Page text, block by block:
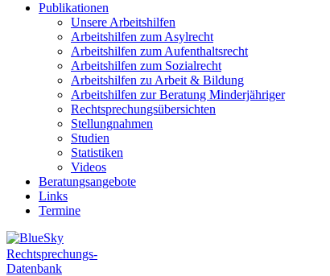
Publikationen
Unsere Arbeitshilfen
Arbeitshilfen zum Asylrecht
Arbeitshilfen zum Aufenthaltsrecht
Arbeitshilfen zum Sozialrecht
Arbeitshilfen zu Arbeit & Bildung
Arbeitshilfen zur Beratung Minderjähriger
Rechtsprechungsübersichten
Stellungnahmen
Studien
Statistiken
Videos
Beratungsangebote
Links
Termine
Rechtsprechungs-
Datenbank